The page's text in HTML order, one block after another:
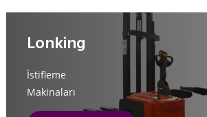
Lonking
İstifleme
Makinaları